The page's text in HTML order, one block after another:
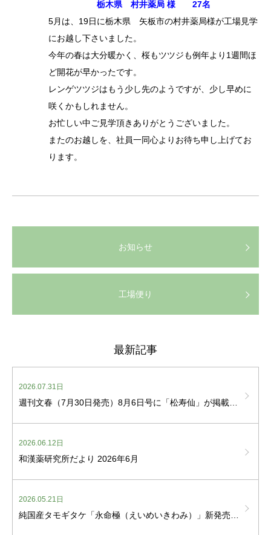
栃木県 村井薬局 様 27名
5月は、19日に栃木県 矢板市の村井薬局様が工場見学
にお越し下さいました。
今年の春は大分暖かく、桜もツツジも例年より1週間ほ
ど開花が早かったです。
レンゲツツジはもう少し先のようですが、少し早めに
咲くかもしれません。
お忙しい中ご見学頂きありがとうございました。
またのお越しを、社員一同心よりお待ち申し上げてお
ります。
お知らせ
工場便り
最新記事
2026.07.31日
2026.06.12日
和漢薬研究所だより 2026年6月
2026.05.21日